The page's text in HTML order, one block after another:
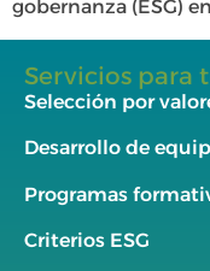
gobernanza (ESG)
Servicios para
Selección por
Desarrollo de
Programas
Criterios ESG